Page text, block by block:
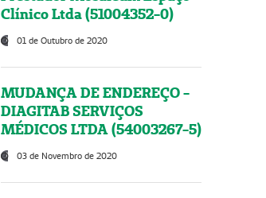
Clínico Ltda (51004352-0)
01 de Outubro de 2020
MUDANÇA DE ENDEREÇO -
DIAGITAB SERVIÇOS
MÉDICOS LTDA (54003267-5)
03 de Novembro de 2020